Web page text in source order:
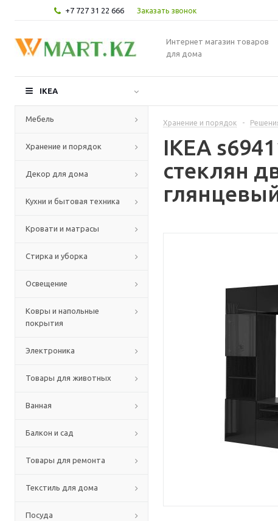
+7 727 31 22 666 Заказать звонок
Интернет магазин товаров
для дома
IKEA
Мебель
Хранение и порядок
Декор для дома
Кухни и бытовая техника
Кровати и матрасы
Стирка и уборка
Освещение
Ковры и напольные
покрытия
Электроника
Товары для животных
Ванная
Балкон и сад
Товары для ремонта
Текстиль для дома
Посуда
Хранение и порядок -
IKEA
стеклян